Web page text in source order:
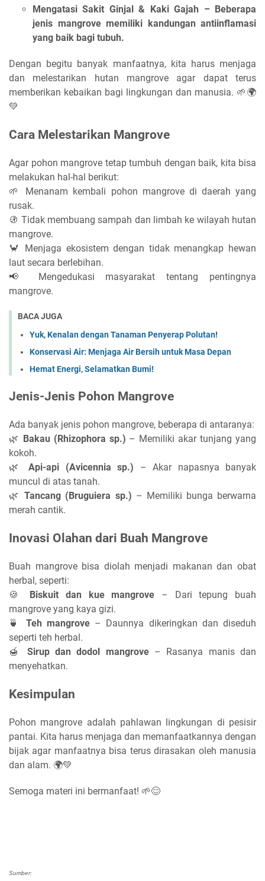
Mengatasi Sakit Ginjal & Kaki Gajah – Beberapa
jenis mangrove memiliki kandungan antiinflamasi
yang baik bagi tubuh.
Dengan begitu banyak manfaatnya, kita harus menjaga
dan melestarikan hutan mangrove agar dapat terus
memberikan kebaikan bagi lingkungan dan manusia. 🌱🌍
💚
Cara Melestarikan Mangrove
Agar pohon mangrove tetap tumbuh dengan baik, kita bisa
melakukan hal-hal berikut:
🌱 Menanam kembali pohon mangrove di daerah yang
rusak.
🚯 Tidak membuang sampah dan limbah ke wilayah hutan
mangrove.
🦀 Menjaga ekosistem dengan tidak menangkap hewan
laut secara berlebihan.
📢 Mengedukasi masyarakat tentang pentingnya
mangrove.
BACA JUGA
Yuk, Kenalan dengan Tanaman Penyerap Polutan!
Konservasi Air: Menjaga Air Bersih untuk Masa Depan
Hemat Energi, Selamatkan Bumi!
Jenis-Jenis Pohon Mangrove
Ada banyak jenis pohon mangrove, beberapa di antaranya:
🌿 Bakau (Rhizophora sp.) – Memiliki akar tunjang yang
kokoh.
🌿 Api-api (Avicennia sp.) – Akar napasnya banyak
muncul di atas tanah.
🌿Tancang (Bruguiera sp.) – Memiliki bunga berwarna
merah cantik.
Inovasi Olahan dari Buah Mangrove
Buah mangrove bisa diolah menjadi makanan dan obat
herbal, seperti:
🍪 Biskuit dan kue mangrove – Dari tepung buah
mangrove yang kaya gizi.
🍵 Teh mangrove– Daunnya dikeringkan dan diseduh
seperti teh herbal.
🍯 Sirup dan dodol mangrove– Rasanya manis dan
menyehatkan.
Kesimpulan
Pohon mangrove adalah pahlawan lingkungan di pesisir
pantai. Kita harus menjaga dan memanfaatkannya dengan
bijak agar manfaatnya bisa terus dirasakan oleh manusia
dan alam. 🌍💚
Semoga materi ini bermanfaat! 🌱😊
Sumber: